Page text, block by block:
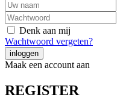
Denk aan mij
Wachtwoord vergeten?
Maak een account aan
REGISTER